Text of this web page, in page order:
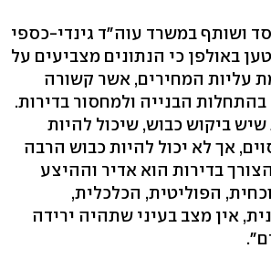
ושותף במשרד עוה"ד גינדי-כספי
באולפן כי הנתונים מצביעים על
עליות המחירים, אשר קשורה
הבנייה ולמחסור בדירות.
ביקוש כבוש, שיכול להיות
אך לא יכול להיות כבוש הרבה
בדירות הוא אדיר וההיצע
הפוליטית, הכלכלית,
אין מצב בעיני שתהיה ירידה